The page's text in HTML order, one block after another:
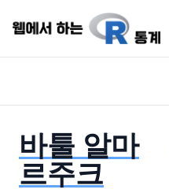
바툴 알마
르주크